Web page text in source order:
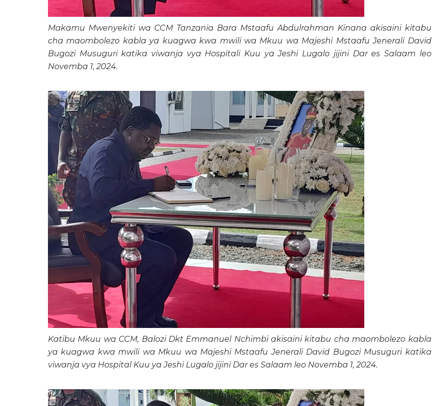
Makamu Mwenyekiti wa CCM Tanzania Bara Mstaafu Abdulrahman Kinana akisaini kitabu
cha maombolezo kabla ya kuagwa kwa mwili wa Mkuu wa Majeshi Mstaafu Jenerali David
Bugozi Musuguri katika viwanja vya Hospitali Kuu ya Jeshi Lugalo jijini Dar es Salaam leo
Novemba 1, 2024.
Katibu Mkuu wa CCM, Balozi Dkt Emmanuel Nchimbi akisaini kitabu cha maombolezo kabla
ya kuagwa kwa mwili wa Mkuu wa Majeshi Mstaafu Jenerali David Bugozi Musuguri katika
viwanja vya Hospital Kuu ya Jeshi Lugalo jijini Dar es Salaam leo Novemba 1, 2024.